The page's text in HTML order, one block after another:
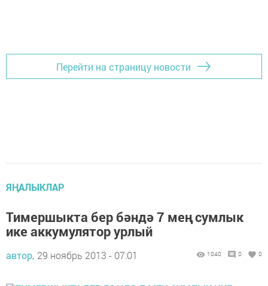
Перейти на страницу новости
ЯҢАЛЫКЛАР
Тимершыкта бер бәндә 7 мең сумлык
ике аккумулятор урлый
автор, 29 ноябрь 2013 - 07:01 1040 0 0